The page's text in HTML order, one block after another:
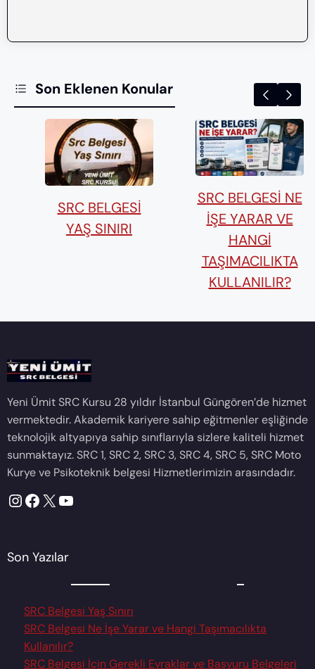
Son Eklenen Konular
SRC BELGESI
YAŞ SINIRI
SRC BELGESI NE
İŞE YARAR VE
HANGI
TAŞIMACILIKTA
KULLANILIR?
Yeni Ümit SRC Kursu 28 yıldır İstanbul Güngören’de hizmet
vermektedir. Akademik kariyere sahip eğitmenler eşliğinde
teknolojik altyapıya sahip sınıflarıyla sizlere kaliteli hizmet
sunmaktayız. SRC 1, SRC 2, SRC 3, SRC 4, SRC 5, SRC Moto
Kurye ve Psikoteknik belgesi Hizmetlerimizin arasındadır.
InstagramFacebook X YouTube
Son Yazılar
SRC Belgesi Yaş Sınırı
SRC Belgesi Ne İşe Yarar ve Hangi Taşımacılıkta
Kullanılır?
SRC Belgesi İçin Gerekli Evraklar ve Başvuru Belgeleri